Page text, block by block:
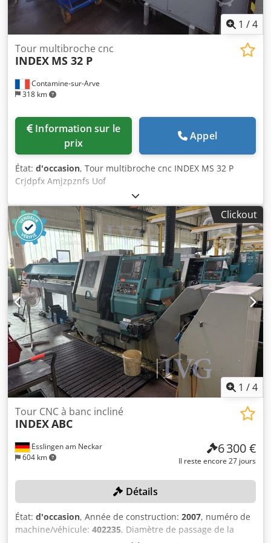
sont livrés avec la machine. Elle est en excellent état !
1 /4
Contamine-sur-Arve
318 km
Tour multibroche cnc
INDEX MS 32 P
prix
Appel
État: d'occasion, Tour multibroche cnc INDEX MS 32 P
Crjdpfx Amjzpznfs Uof
Clickout
1 /4
Esslingen am Neckar
604 km
Tour CNC à banc incliné
INDEXABC
6 300 €
Il reste encore 27 jours
Détails
État: d'occasion, Année de construction: 2007, numéro de
machine/véhicule: 402235, Diamètre de passage de la